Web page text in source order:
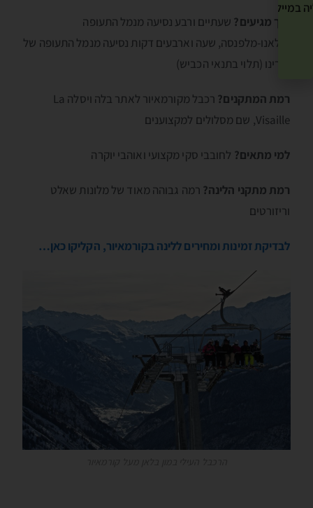
איך מגיעים? שעתיים ורבע נסיעה מנמל התעופה
מילאנו-מלפנסה, שעה וארבעים דקות נסיעה מנמל התעופה של
טורינו (תלוי בתנאי הכביש)
רמת המתקנים?
רכבל מקורמאיור לאתר בלה ויסלה La
Visaille, שם מסלולים למקצוענים
למי מתאים? לחובבי סקי מקצועי ואוהבי יוקרה
רמת מתקני הלינה? רמה גבוהה מאוד של מלונות שאלט
וריזורטים
לבדיקת זמינות ומחירים ללינה בקורמאיור, הקליקו כאן…
במייל שלך! »